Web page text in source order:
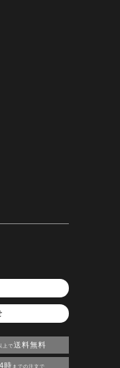
上で送料無料
時 までの注文で